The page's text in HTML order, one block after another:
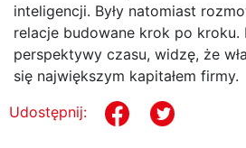
inteligencji. Były natomiast
relacje budowane krok po kroku.
perspektywy czasu, widzę, że
się największym kapitałem firmy.
Udostępnij: